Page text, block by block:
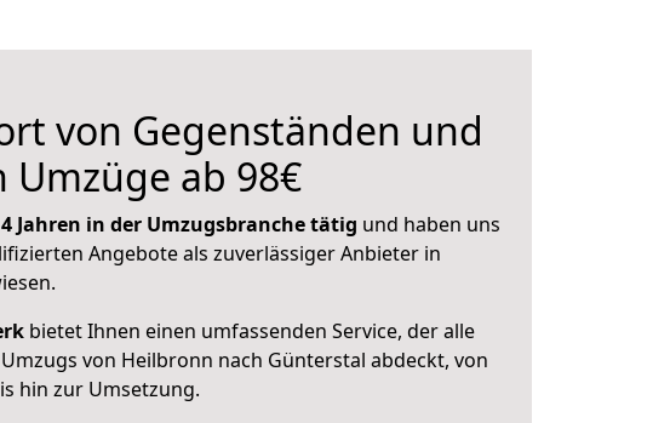
von Gegenständen und
Umzüge ab 98€
Jahren in der Umzugsbranche tätig und haben uns
Angebote als zuverlässiger Anbieter in
bietet Ihnen einen umfassenden Service, der alle
von Heilbronn nach Günterstal abdeckt, von
hin zur Umsetzung.